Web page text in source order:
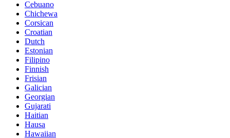
Cebuano
Chichewa
Corsican
Croatian
Dutch
Estonian
Filipino
Finnish
Frisian
Galician
Georgian
Gujarati
Haitian
Hausa
Hawaiian